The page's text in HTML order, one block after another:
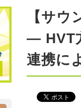
【サ
— HVT
連携に